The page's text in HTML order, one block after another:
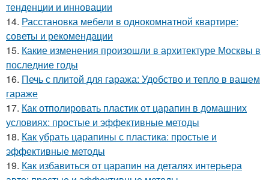
тенденции и инновации
14. Расстановка мебели в однокомнатной квартире:
советы и рекомендации
15. Какие изменения произошли в архитектуре Москвы в
последние годы
16. Печь с плитой для гаража: Удобство и тепло в вашем
гараже
17. Как отполировать пластик от царапин в домашних
условиях: простые и эффективные методы
18. Как убрать царапины с пластика: простые и
эффективные методы
19. Как избавиться от царапин на деталях интерьера